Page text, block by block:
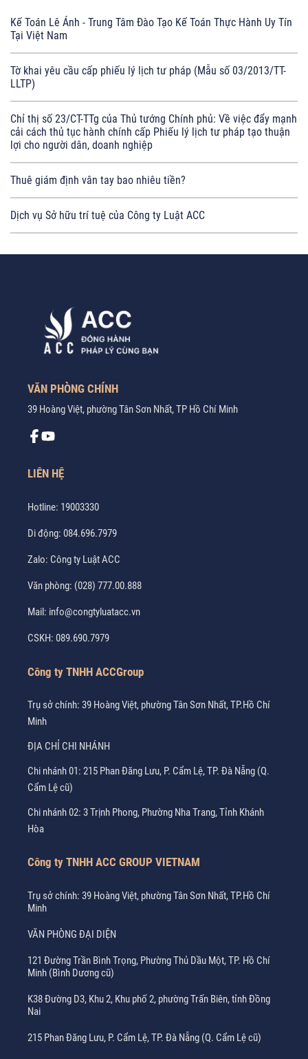
Kế Toán Lê Ánh - Trung Tâm Đào Tạo Kế Toán Thực Hành Uy Tín
Tại Việt Nam
Tờ khai yêu cầu cấp phiếu lý lịch tư pháp (Mẫu số 03/2013/TT-
LLTP)
Chỉ thị số 23/CT-TTg của Thủ tướng Chính phủ: Về việc đẩy mạnh
cải cách thủ tục hành chính cấp Phiếu lý lịch tư pháp tạo thuận
lợi cho người dân, doanh nghiệp
Thuê giám định vân tay bao nhiêu tiền?
Dịch vụ Sở hữu trí tuệ của Công ty Luật ACC
VĂN PHÒNG CHÍNH
39 Hoàng Việt, phường Tân Sơn Nhất, TP Hồ Chí Minh
LIÊN HỆ
Hotline: 19003330
Di động: 084.696.7979
Zalo: Công ty Luật ACC
Văn phòng: (028) 777.00.888
Mail: info@congtyluatacc.vn
CSKH: 089.690.7979
Công ty TNHH ACCGroup
Trụ sở chính: 39 Hoàng Việt, phường Tân Sơn Nhất, TP.Hồ Chí
Minh
ĐỊA CHỈ CHI NHÁNH
Chi nhánh 01: 215 Phan Đăng Lưu, P. Cẩm Lệ, TP. Đà Nẵng (Q.
Cẩm Lệ cũ)
Chi nhánh 02: 3 Trịnh Phong, Phường Nha Trang, Tỉnh Khánh
Hòa
Công ty TNHH ACC GROUP VIETNAM
Trụ sở chính: 39 Hoàng Việt, phường Tân Sơn Nhất, TP.Hồ Chí
Minh
VĂN PHÒNG ĐẠI DIỆN
121 Đường Trần Bình Trọng, Phường Thủ Dầu Một, TP. Hồ Chí
Minh (Bình Dương cũ)
K38 Đường D3, Khu 2, Khu phố 2, phường Trấn Biên, tỉnh Đồng
Nai
215 Phan Đăng Lưu, P. Cẩm Lệ, TP. Đà Nẵng (Q. Cẩm Lệ cũ)